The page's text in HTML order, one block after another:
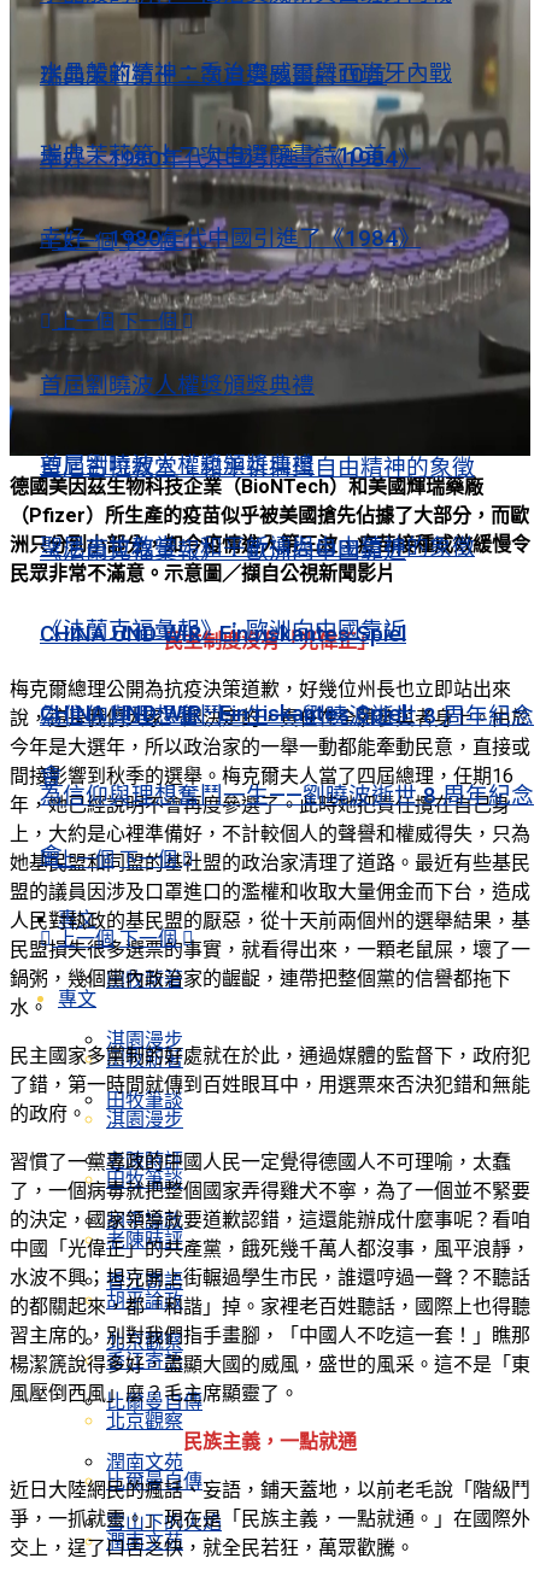
瑞典茉莉第十二次自選題畫詩10首
幸好，1980年代中國引進了《1984》
上一個 下一個
視頻薈萃
首屆劉曉波人權獎頒獎典禮
聖尼古拉教堂：和平祈禱與自由精神的象徵
《法蘭克福彙報》：歐洲向中國靠近
CHINA UND WIR · Ein riskantes Spiel
為信仰與理想奮鬥一生——劉曉波逝世 8 周年紀念
會
上一個 下一個
專文
田牧新著
淇園漫步
田牧筆談
老陳時評
胡平論政
香江寄語
北京觀察
比爾曼自傳
潤南文苑
雪山下的火焰
水晶般的精神：喬治奧威爾與西班牙內戰
瑞典茉莉第十二次自選題畫詩10首
幸好，1980年代中國引進了《1984》
上一個 下一個
視頻薈萃
首屆劉曉波人權獎頒獎典禮
聖尼古拉教堂：和平祈禱與自由精神的象徵
《法蘭克福彙報》：歐洲向中國靠近
CHINA UND WIR · Ein riskantes Spiel
為信仰與理想奮鬥一生——劉曉波逝世 8 周年紀念
會
上一個 下一個
專文
田牧新著
淇園漫步
田牧筆談
老陳時評
胡平論政
香江寄語
北京觀察
比爾曼自傳
潤南文苑
德國美因茲生物科技企業（BioNTech）和美國輝瑞藥廠
（Pfizer）所生產的疫苗似乎被美國搶先佔據了大部分，而歐
洲只分到小部分，如今疫情進入第三波，疫苗接種成效緩慢令
民眾非常不滿意。示意圖／擷自公視新聞影片
民主制度沒有「光偉正」
梅克爾總理公開為抗疫決策道歉，好幾位州長也立即站出來
說，這是我們大家一起決定的，責任在全體參與者身上。由於
今年是大選年，所以政治家的一舉一動都能牽動民意，直接或
間接影響到秋季的選舉。梅克爾夫人當了四屆總理，任期16
年，她已經說明不會再度參選了。此時她把責任攬在自己身
上，大約是心裡準備好，不計較個人的聲譽和權威得失，只為
她基民盟和同盟的基社盟的政治家清理了道路。最近有些基民
盟的議員因涉及口罩進口的濫權和收取大量佣金而下台，造成
人民對執政的基民盟的厭惡，從十天前兩個州的選舉結果，基
民盟損失很多選票的事實，就看得出來，一顆老鼠屎，壞了一
鍋粥，幾個黨內政治家的齷齪，連帶把整個黨的信譽都拖下
水。
民主國家多黨制的好處就在於此，通過媒體的監督下，政府犯
了錯，第一時間就傳到百姓眼耳中，用選票來否決犯錯和無能
的政府。
習慣了一黨專政的中國人民一定覺得德國人不可理喻，太蠢
了，一個病毒就把整個國家弄得雞犬不寧，為了一個並不緊要
的決定，國家領導就要道歉認錯，這還能辦成什麼事呢？看咱
中國「光偉正」的共產黨，餓死幾千萬人都沒事，風平浪靜，
水波不興；坦克開上街輾過學生市民，誰還哼過一聲？不聽話
的都關起來，都「和諧」掉。家裡老百姓聽話，國際上也得聽
習主席的，別對我們指手畫腳，「中國人不吃這一套！」瞧那
楊潔篪說得多好，盡顯大國的威風，盛世的風采。這不是「東
風壓倒西風」麼？毛主席顯靈了。
民族主義，一點就通
近日大陸網民的瘋話、妄語，鋪天蓋地，以前老毛說「階級鬥
爭，一抓就靈。」現在是「民族主義，一點就通。」在國際外
交上，逞了口舌之快，就全民若狂，萬眾歡騰。